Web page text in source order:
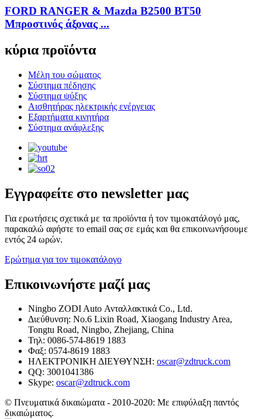
FORD RANGER & Mazda B2500 BT50
Μπροστινός άξονας ...
κύρια προϊόντα
Μέλη του σώματος
Σύστημα πέδησης
Σύστημα ψύξης
Αισθητήρας ηλεκτρικής ενέργειας
Εξαρτήματα κινητήρα
Σύστημα ανάφλεξης
Εγγραφείτε στο newsletter μας
Για ερωτήσεις σχετικά με τα προϊόντα ή τον τιμοκατάλογό μας,
παρακαλώ αφήστε το email σας σε εμάς και θα επικοινωνήσουμε
εντός 24 ωρών.
Ερώτημα για τον τιμοκατάλογο
Επικοινωνήστε μαζί μας
Ningbo ZODI Auto Ανταλλακτικά Co., Ltd.
Διεύθυνση: No.6 Lixin Road, Xiaogang Industry Area,
Tongtu Road, Ningbo, Zhejiang, China
Τηλ: 0086-574-8619 1883
Φαξ: 0574-8619 1883
ΗΛΕΚΤΡΟΝΙΚΗ ΔΙΕΥΘΥΝΣΗ: oscar@zdtruck.com
QQ: 3001041386
Skype: oscar@zdtruck.com
© Πνευματικά δικαιώματα - 2010-2020: Με επιφύλαξη παντός
δικαιώματος.